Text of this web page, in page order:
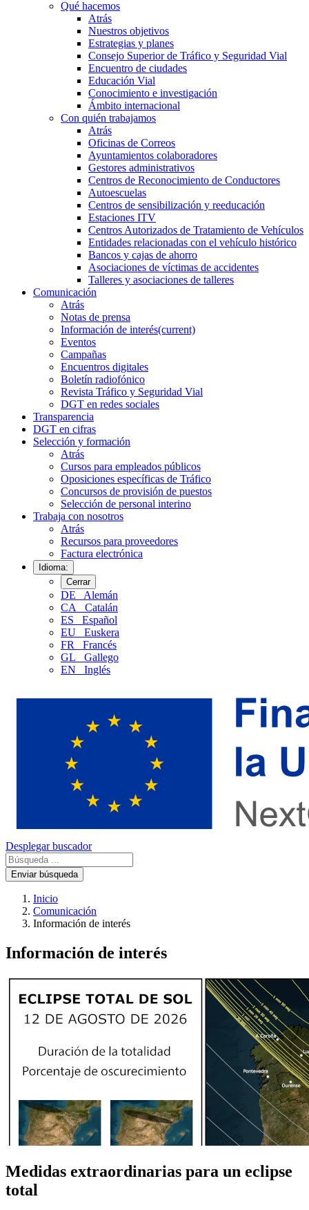
Qué hacemos
Atrás
Nuestros objetivos
Estrategias y planes
Consejo Superior de Tráfico y Seguridad Vial
Encuentro de ciudades
Educación Vial
Conocimiento e investigación
Ámbito internacional
Con quién trabajamos
Atrás
Oficinas de Correos
Ayuntamientos colaboradores
Gestores administrativos
Centros de Reconocimiento de Conductores
Autoescuelas
Centros de sensibilización y reeducación
Estaciones ITV
Centros Autorizados de Tratamiento de Vehículos
Entidades relacionadas con el vehículo histórico
Bancos y cajas de ahorro
Asociaciones de víctimas de accidentes
Talleres y asociaciones de talleres
Comunicación
Atrás
Notas de prensa
Información de interés(current)
Eventos
Campañas
Encuentros digitales
Boletín radiofónico
Revista Tráfico y Seguridad Vial
DGT en redes sociales
Transparencia
DGT en cifras
Selección y formación
Atrás
Cursos para empleados públicos
Oposiciones específicas de Tráfico
Concursos de provisión de puestos
Selección de personal interino
Trabaja con nosotros
Atrás
Recursos para proveedores
Factura electrónica
Idioma:
Cerrar
DE
Alemán
CA
Catalán
ES
Español
EU
Euskera
FR
Francés
GL
Gallego
EN
Inglés
Desplegar buscador
Enviar búsqueda
Inicio
Comunicación
Información de interés
Información de interés
Medidas extraordinarias para un eclipse
total